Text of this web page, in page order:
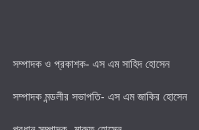
সম্পাদক ও প্রকাশক- এস এম সাহিদ হোসেন
সম্পাদক মন্ডলীর সভাপতি- এস এম জাকির হোসেন